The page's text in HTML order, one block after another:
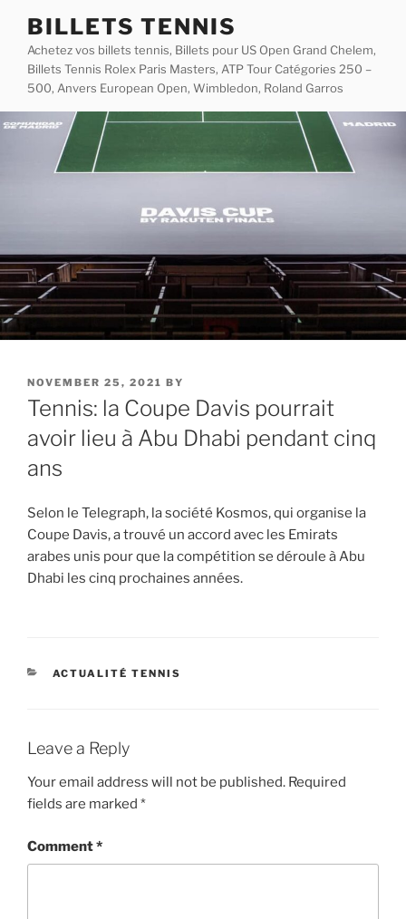
content
BILLETS TENNIS
Achetez vos billets tennis, Billets pour US Open Grand Chelem,
Billets Tennis Rolex Paris Masters, ATP Tour Catégories 250 –
500, Anvers European Open, Wimbledon, Roland Garros
POSTED
ON
NOVEMBER 25, 2021 BY
Tennis: la Coupe Davis pourrait
avoir lieu à Abu Dhabi pendant cinq
ans
Selon le Telegraph, la société Kosmos, qui organise la
Coupe Davis, a trouvé un accord avec les Emirats
arabes unis pour que la compétition se déroule à Abu
Dhabi les cinq prochaines années.
CATEGORIES
ACTUALITÉ TENNIS
Leave a Reply
Your email address will not be published. Required
fields are marked *
Comment*